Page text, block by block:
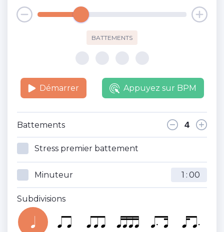
BATTEMENTS
Démarrer Appuyez sur BPM
Battements
Stress premier battement
Minuteur :
Subdivisions